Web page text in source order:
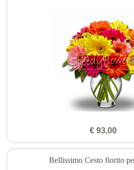
€ 93,00
Bellissimo Cesto fiorito